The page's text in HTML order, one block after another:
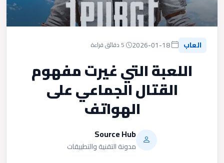
العاب 2026-01-18
اللعبة التي غيرت مفهوم
القتال الجماعي على
الهواتف
Source Hub
مدونة التقنية والتطبيقات